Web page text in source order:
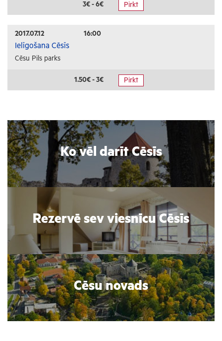
3€ - 6€ Pirkt
2017.07.12 16:00
Ielīgošana Cēsīs
Cēsu Pils parks
1.50€ - 3€ Pirkt
Ko vēl darīt Cēsīs
Rezervē sev viesnīcu Cēsīs
Cēsu novads